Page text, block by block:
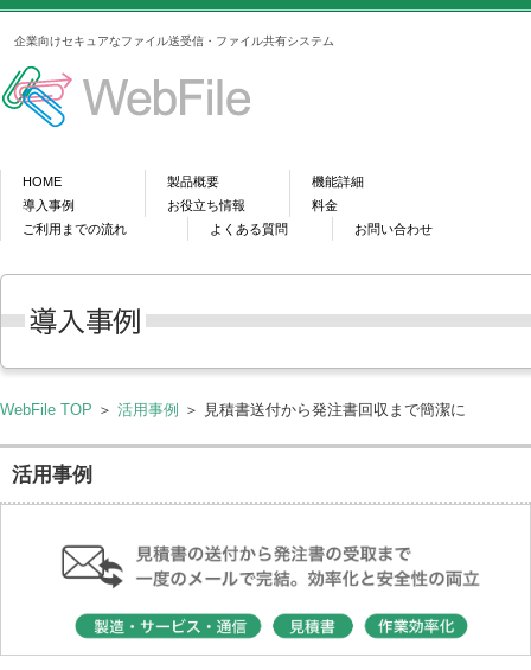
企業向けセキュアなファイル送受信・ファイル共有システム
HOME 製品概要
機能詳細
導入事例
お役立ち情報
料金
ご利用までの流れ
よくある質問 お問い合わせ
WebFile TOP ＞ 活用事例 ＞ 見積書送付から発注書回収まで簡潔に
活用事例